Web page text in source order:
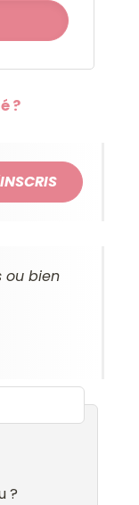
?
ou bien
?